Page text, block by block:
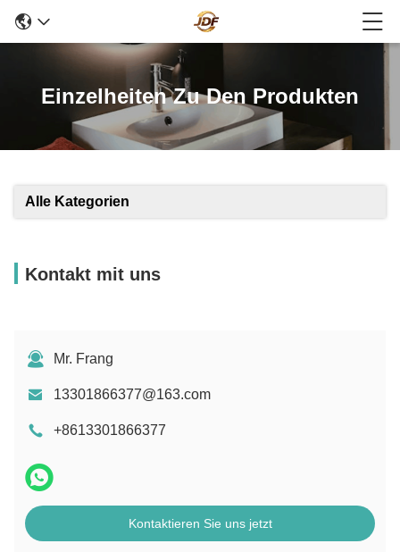
Einzelheiten Zu Den Produkten
Alle Kategorien
Kontakt mit uns
Mr. Frang
13301866377@163.com
+8613301866377
Kontaktieren Sie uns jetzt